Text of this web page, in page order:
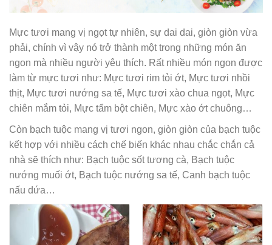
Mực tươi mang vị ngọt tự nhiên, sự dai dai, giòn giòn vừa
phải, chính vì vậy nó trở thành một trong những món ăn
ngon mà nhiều người yêu thích. Rất nhiều món ngon được
làm từ mực tươi như: Mực tươi rim tỏi ớt, Mực tươi nhồi
thịt, Mực tươi nướng sa tế, Mực tươi xào chua ngọt, Mực
chiên mắm tỏi, Mực tẩm bột chiên, Mực xào ớt chuông…
Còn bạch tuộc mang vị tươi ngon, giòn giòn của bạch tuộc
kết hợp với nhiều cách chế biến khác nhau chắc chắn cả
nhà sẽ thích như: Bạch tuộc sốt tương cà, Bạch tuộc
nướng muối ớt, Bạch tuộc nướng sa tế, Canh bạch tuộc
nấu dứa…